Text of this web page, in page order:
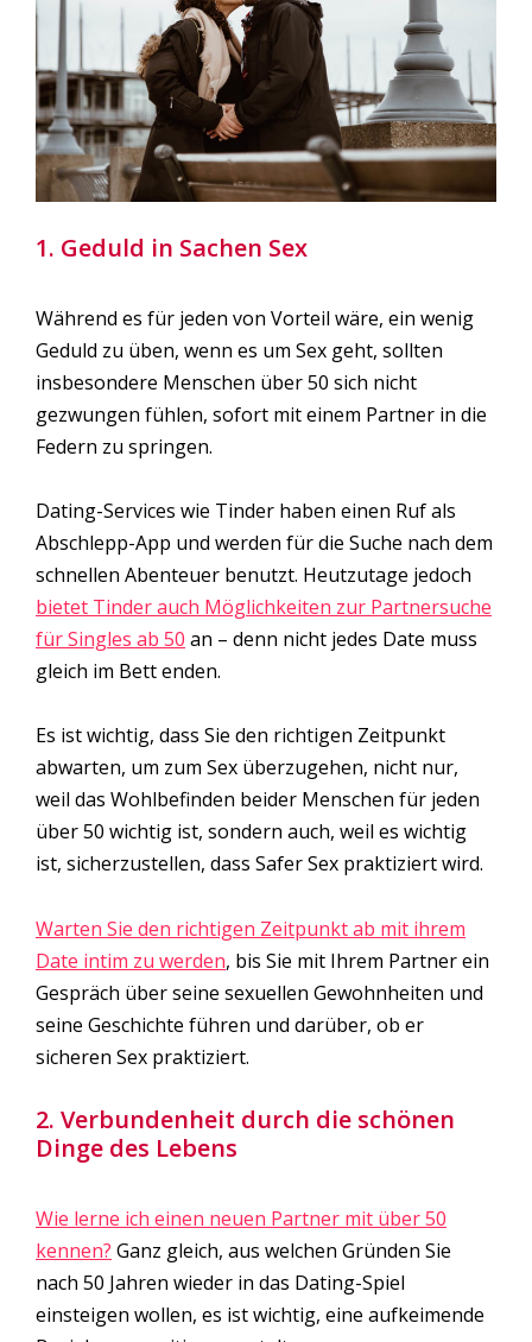
1. Geduld in Sachen Sex
Während es für jeden von Vorteil wäre, ein wenig
Geduld zu üben, wenn es um Sex geht, sollten
insbesondere Menschen über 50 sich nicht
gezwungen fühlen, sofort mit einem Partner in die
Federn zu springen.
Dating-Services wie Tinder haben einen Ruf als
Abschlepp-App und werden für die Suche nach dem
schnellen Abenteuer benutzt. Heutzutage jedoch
bietet Tinder auch Möglichkeiten zur Partnersuche
für Singles ab 50 an – denn nicht jedes Date muss
gleich im Bett enden.
Es ist wichtig, dass Sie den richtigen Zeitpunkt
abwarten, um zum Sex überzugehen, nicht nur,
weil das Wohlbefinden beider Menschen für jeden
über 50 wichtig ist, sondern auch, weil es wichtig
ist, sicherzustellen, dass Safer Sex praktiziert wird.
Warten Sie den richtigen Zeitpunkt ab mit ihrem
Date intim zu werden, bis Sie mit Ihrem Partner ein
Gespräch über seine sexuellen Gewohnheiten und
seine Geschichte führen und darüber, ob er
sicheren Sex praktiziert.
2. Verbundenheit durch die schönen
Dinge des Lebens
Wie lerne ich einen neuen Partner mit über 50
kennen? Ganz gleich, aus welchen Gründen Sie
nach 50 Jahren wieder in das Dating-Spiel
einsteigen wollen, es ist wichtig, eine aufkeimende